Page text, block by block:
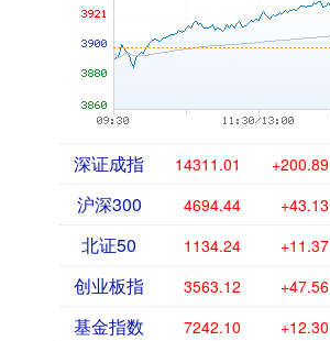
深证成指 14311.01 +200.89
沪深300 4694.44 +43.13
北证50 1134.24 +11.37
创业板指 3563.12 +47.56
基金指数 7242.10 +12.30